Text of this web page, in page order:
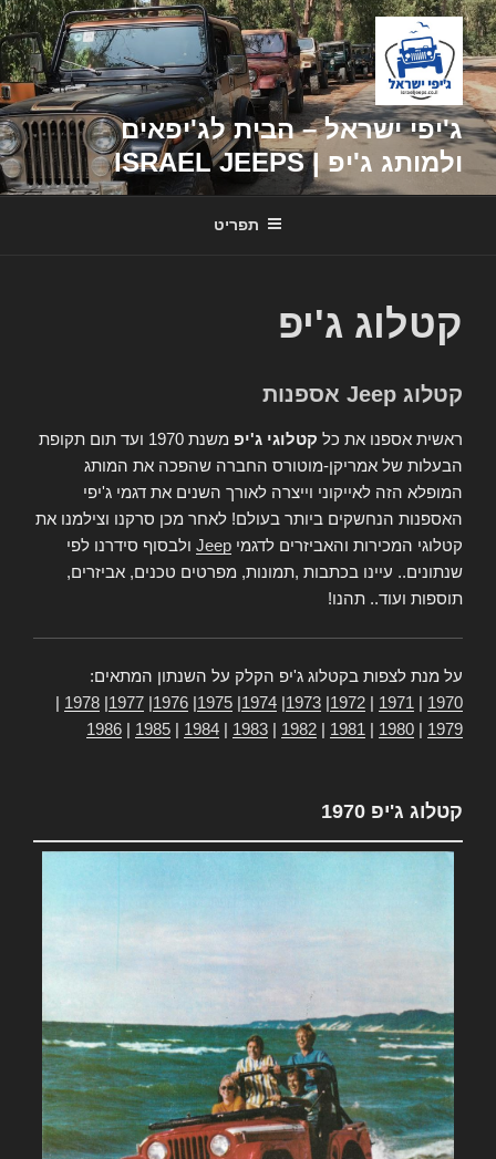
דילוג
לתוכן
ג'יפי ישראל – הבית לג'יפאים
ולמותג ג'יפ | ISRAEL JEEPS
תפריט
קטלוג ג'יפ
קטלוג Jeep אספנות
ראשית אספנו את כל קטלוגי ג'יפ
משנת 1970 ועד תום תקופת
הבעלות של אמריקן-מוטורס החברה שהפכה את המותג
המופלא הזה לאייקוני וייצרה לאורך השנים את דגמי ג'יפי
האספנות הנחשקים ביותר בעולם! לאחר מכן סרקנו וצילמנו את
קטלוגי המכירות והאביזרים לדגמי Jeep ולבסוף סידרנו לפי
שנתונים.. עיינו בכתבות ,תמונות, מפרטים טכנים, אביזרים,
תוספות ועוד.. תהנו!
על מנת לצפות בקטלוג ג'יפ הקלק על השנתון המתאים:
1970
1971
1972
1973
1974
1975
1976
1977
1978
1979
1980
1981
1982
1983
1984
1985
1986
קטלוג ג'יפ 1970